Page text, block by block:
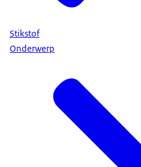
Stikstof
Onderwerp